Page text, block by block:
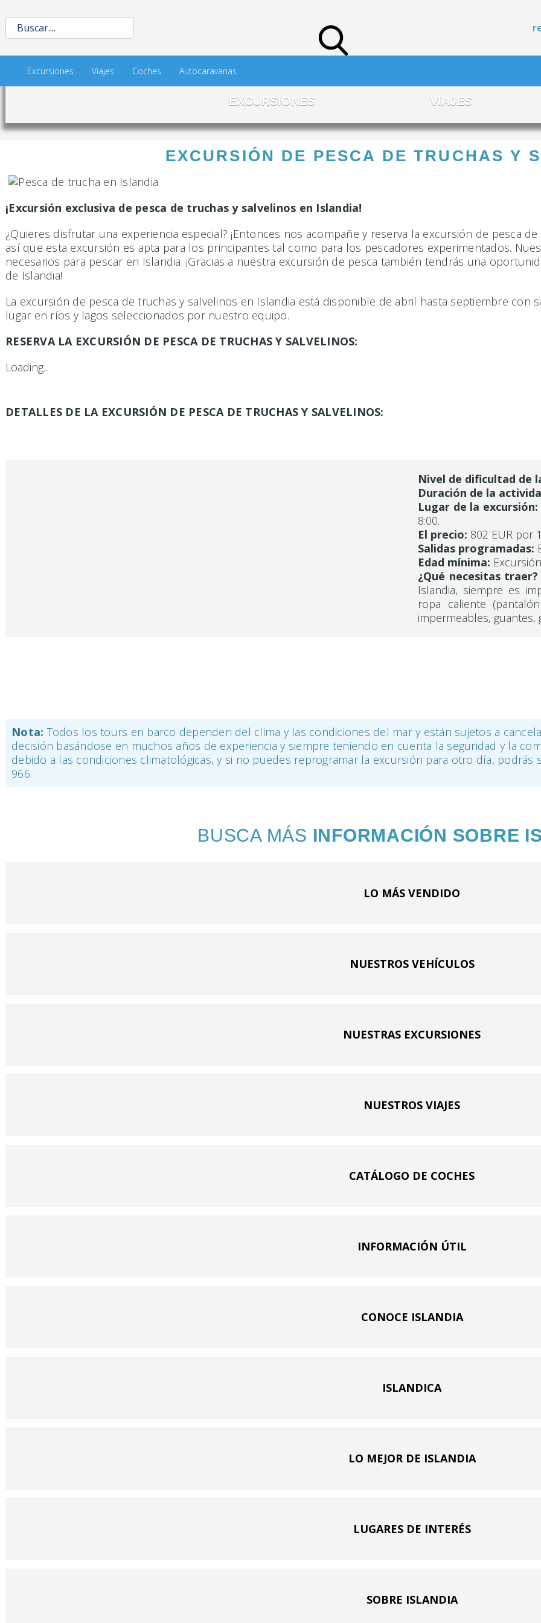
Excursiones Viajes Coches Autocaravanas
EXCURSIONES VIAJES
EXCURSIÓN DE PESCA DE TRUCHAS Y
¡Excursión exclusiva de pesca de truchas y salvelinos en Islandia!
¿Quieres disfrutar una experiencia especial? ¡Entonces nos acompañe y reserva la excursión de pesca
así que esta excursión es apta para los principantes tal como para los pescadores experimentados.
necesarios para pescar en Islandia. ¡Gracias a nuestra excursión de pesca también tendrás una
de Islandia!
La excursión de pesca de truchas y salvelinos en Islandia está disponible de abril hasta septiembre con
lugar en ríos y lagos seleccionados por nuestro equipo.
RESERVA LA EXCURSIÓN DE PESCA DE TRUCHAS Y SALVELINOS:
Loading...
DETALLES DE LA EXCURSIÓN DE PESCA DE TRUCHAS Y SALVELINOS:
Nivel de dificultad de
Duración de la
Lugar de la excursión:
8:00.
El precio: 802 EUR por
Salidas programadas:
Edad mínima:
¿Qué necesitas traer?
Islandia, siempre es
ropa caliente
impermeables, guantes,
Nota: Todos los tours en barco dependen del clima y las condiciones del mar y están sujetos a
decisión basándose en muchos años de experiencia y siempre teniendo en cuenta la seguridad y la
debido a las condiciones climatológicas, y si no puedes reprogramar la excursión para otro día, podrás
966.
BUSCA MÁS INFORMACIÓN SOBRE
LO MÁS VENDIDO
NUESTROS VEHÍCULOS
NUESTRAS EXCURSIONES
NUESTROS VIAJES
CATÁLOGO DE COCHES
INFORMACIÓN ÚTIL
CONOCE ISLANDIA
ISLANDICA
LO MEJOR DE ISLANDIA
LUGARES DE INTERÉS
SOBRE ISLANDIA